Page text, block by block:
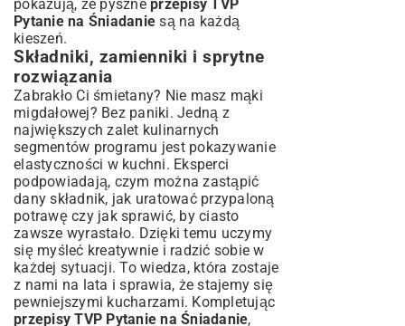
pokazują, że pyszne przepisy TVP
Pytanie na Śniadanie są na każdą
kieszeń.
Składniki, zamienniki i sprytne
rozwiązania
Zabrakło Ci śmietany? Nie masz mąki
migdałowej? Bez paniki. Jedną z
największych zalet kulinarnych
segmentów programu jest pokazywanie
elastyczności w kuchni. Eksperci
podpowiadają, czym można zastąpić
dany składnik, jak uratować przypaloną
potrawę czy jak sprawić, by ciasto
zawsze wyrastało. Dzięki temu uczymy
się myśleć kreatywnie i radzić sobie w
każdej sytuacji. To wiedza, która zostaje
z nami na lata i sprawia, że stajemy się
pewniejszymi kucharzami. Kompletując
przepisy TVP Pytanie na Śniadanie,